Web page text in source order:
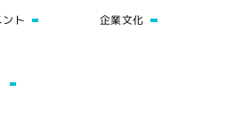
ト 企業文化